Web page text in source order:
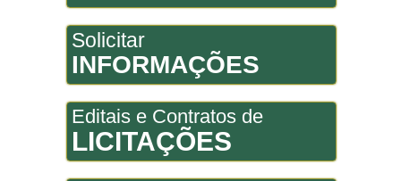
Solicitar
INFORMAÇÕES
Editais e Contratos de
LICITAÇÕES